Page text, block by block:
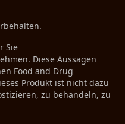
Sie
Diese Aussagen
Food and Drug
Produkt ist nicht dazu
zu behandeln, zu